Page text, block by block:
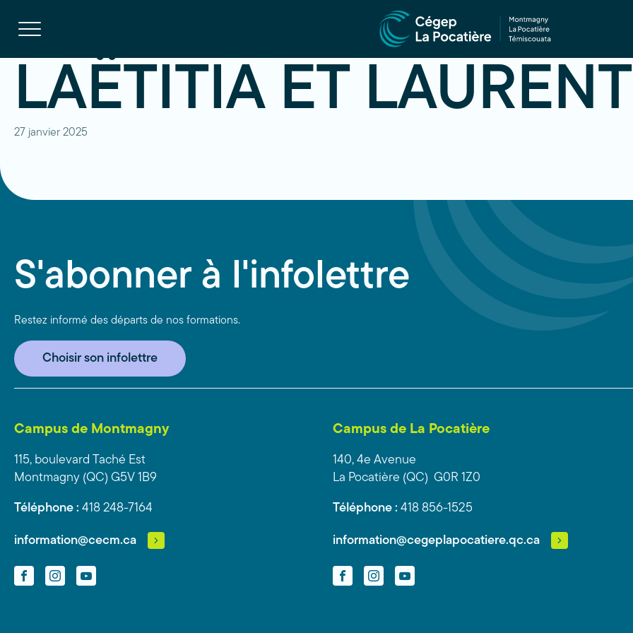
Ouvrir
la
LAËTITIA ET
27 janvier 2025
S'abonner à l'infolettre
Restez informé des départs de nos formations.
Choisir son infolettre
Campus de Montmagny
115, boulevard Taché Est
Montmagny (QC) G5V 1B9
Téléphone : 418 248-7164
information@cecm.ca
FacebookInstagramYouTube
Campus de La Pocatière
140, 4e Avenue
La Pocatière (QC) G0R 1Z0
Téléphone : 418 856-1525
information@cegeplapocatiere.qc.ca
FacebookInstagramYouTube